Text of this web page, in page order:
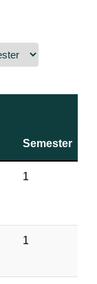
Semester
1
1